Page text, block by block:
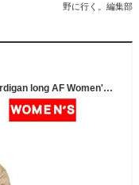
野に行く。編集部
MAMMUT(マムート) 【23秋冬】Seon IN Cardigan long AF Women's S 7517(savannah) 1013-02920